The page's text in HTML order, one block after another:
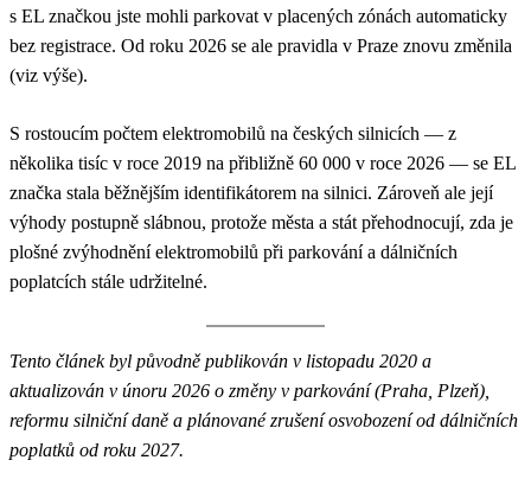
s EL značkou jste mohli parkovat v placených zónách automaticky
bez registrace. Od roku 2026 se ale pravidla v Praze znovu změnila
(viz výše).
S rostoucím počtem elektromobilů na českých silnicích — z
několika tisíc v roce 2019 na přibližně 60 000 v roce 2026 — se EL
značka stala běžnějším identifikátorem na silnici. Zároveň ale její
výhody postupně slábnou, protože města a stát přehodnocují, zda je
plošné zvýhodnění elektromobilů při parkování a dálničních
poplatcích stále udržitelné.
Tento článek byl původně publikován v listopadu 2020 a
aktualizován v únoru 2026 o změny v parkování (Praha, Plzeň),
reformu silniční daně a plánované zrušení osvobození od dálničních
poplatků od roku 2027.